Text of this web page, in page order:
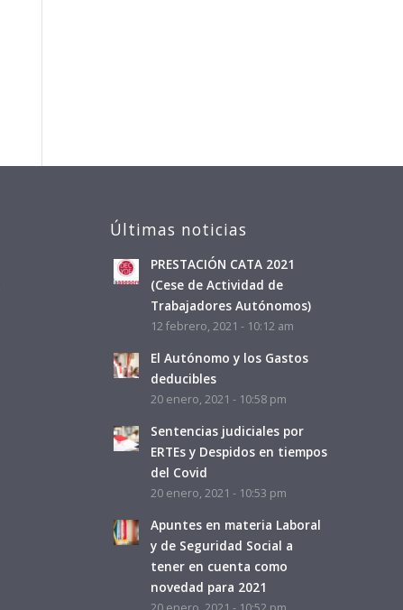
Últimas noticias
PRESTACIÓN CATA 2021
(Cese de Actividad de
Trabajadores Autónomos)
12 febrero, 2021 - 10:12 am
El Autónomo y los Gastos
deducibles
20 enero, 2021 - 10:58 pm
Sentencias judiciales por
ERTEs y Despidos en tiempos
del Covid
20 enero, 2021 - 10:53 pm
Apuntes en materia Laboral
y de Seguridad Social a
tener en cuenta como
novedad para 2021